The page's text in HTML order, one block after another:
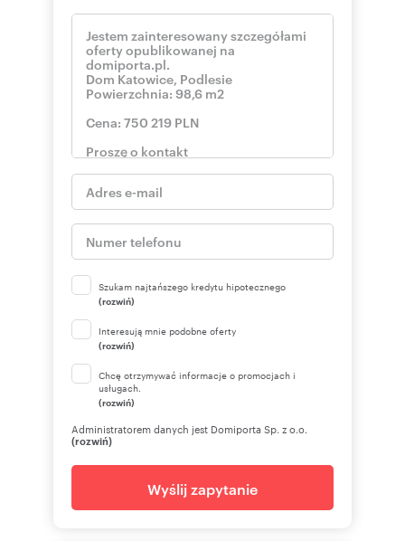
Treść niniejszego ogłoszenia nie stanowi oferty
handlowej w rozumieniu kodeksu cywilnego.
Numer oferty: SKH-DS-171575-42
Nr licencji zawodowej: 19554
Szukam najtańszego kredytu hipotecznego
(rozwiń)
Interesują mnie podobne oferty
(rozwiń)
Chcę otrzymywać informacje o promocjach i
usługach.
(rozwiń)
Administratorem danych jest Domiporta Sp. z o.o.
(rozwiń)
Wyślij zapytanie